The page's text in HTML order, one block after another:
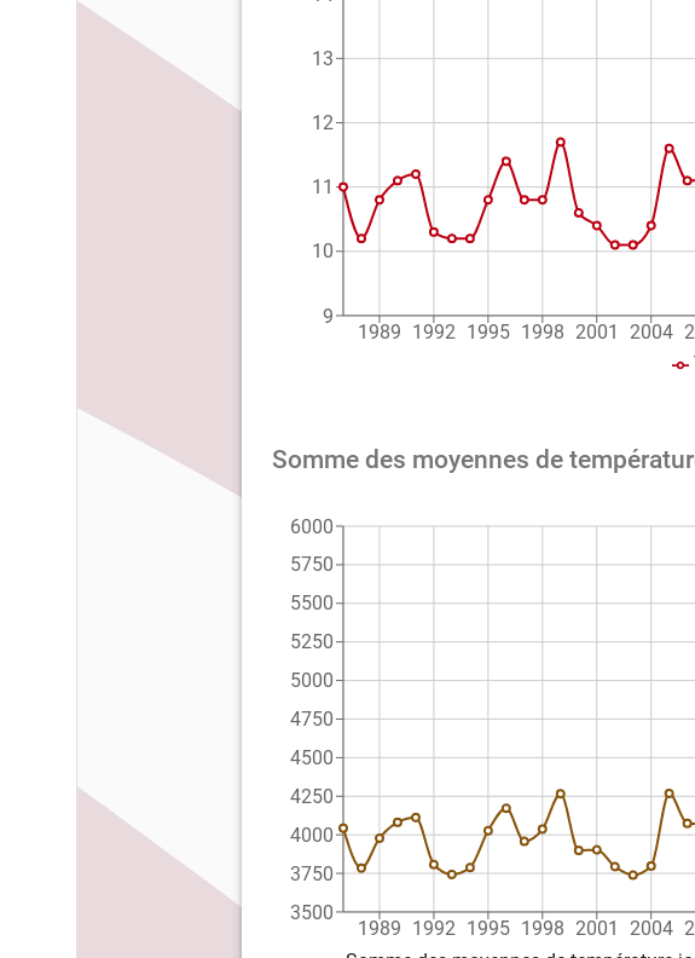
1989 1992 1995 1998 2001 2004
9
10
11
12
13
Somme des moyennes de
1989 1992 1995 1998 2001 2004
3500
3750
4000
4250
4500
4750
5000
5250
5500
5750
6000